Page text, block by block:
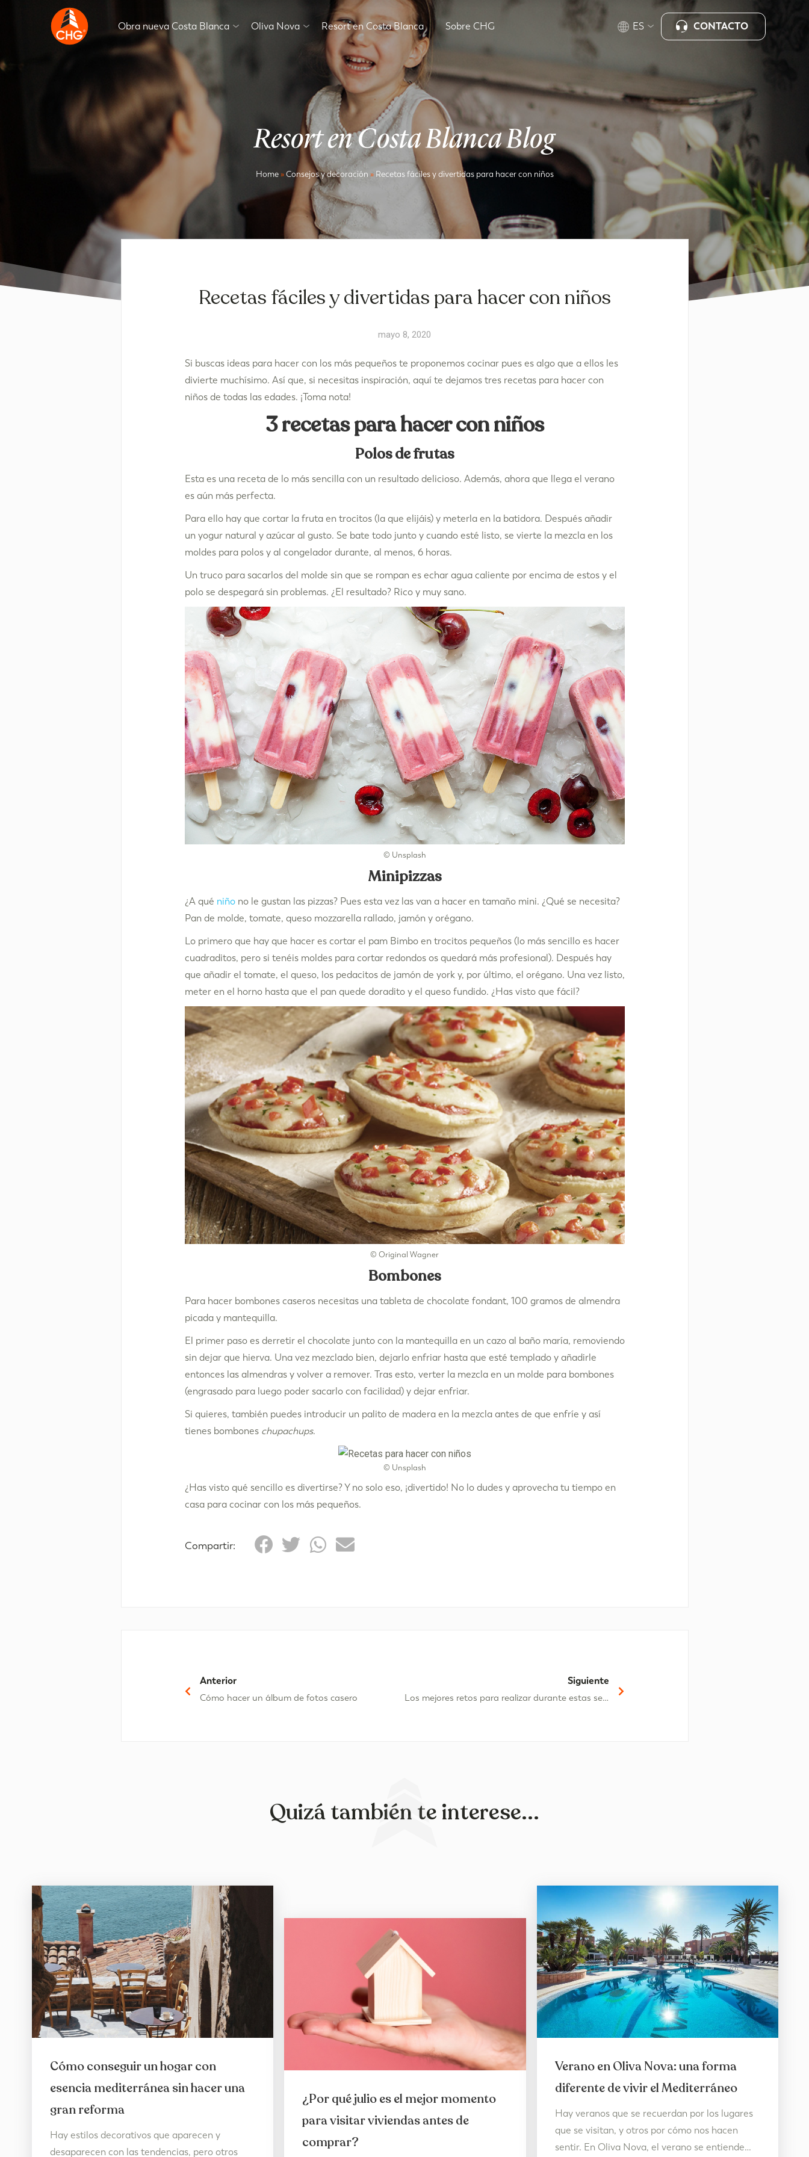
Obra nueva Costa Blanca Oliva Nova Resort en Costa Blanca Sobre CHG ES CONTACTO
Resort en Costa Blanca Blog
Home»Consejos y decoración » Recetas fáciles y divertidas para hacer con niños
Recetas fáciles y divertidas para hacer con niños
mayo 8, 2020
Si buscas ideas para hacer con los más pequeños te proponemos cocinar pues es algo que a ellos les
divierte muchísimo. Así que, si necesitas inspiración, aquí te dejamos tres recetas para hacer con
niños de todas las edades. ¡Toma nota!
3 recetas para hacer con niños
Polos de frutas
Esta es una receta de lo más sencilla con un resultado delicioso. Además, ahora que llega el verano
es aún más perfecta.
Para ello hay que cortar la fruta en trocitos (la que elijáis) y meterla en la batidora. Después añadir
un yogur natural y azúcar al gusto. Se bate todo junto y cuando esté listo, se vierte la mezcla en los
moldes para polos y al congelador durante, al menos, 6 horas.
Un truco para sacarlos del molde sin que se rompan es echar agua caliente por encima de estos y el
polo se despegará sin problemas. ¿El resultado? Rico y muy sano.
© Unsplash
Minipizzas
¿A qué niñono le gustan las pizzas? Pues esta vez las van a hacer en tamaño mini. ¿Qué se necesita?
Pan de molde, tomate, queso mozzarella rallado, jamón y orégano.
Lo primero que hay que hacer es cortar el pam Bimbo en trocitos pequeños (lo más sencillo es hacer
cuadraditos, pero si tenéis moldes para cortar redondos os quedará más profesional). Después hay
que añadir el tomate, el queso, los pedacitos de jamón de york y, por último, el orégano. Una vez listo,
meter en el horno hasta que el pan quede doradito y el queso fundido. ¿Has visto que fácil?
© Original Wagner
Bombones
Para hacer bombones caseros necesitas una tableta de chocolate fondant, 100 gramos de almendra
picada y mantequilla.
El primer paso es derretir el chocolate junto con la mantequilla en un cazo al baño maría, removiendo
sin dejar que hierva. Una vez mezclado bien, dejarlo enfriar hasta que esté templado y añadirle
entonces las almendras y volver a remover. Tras esto, verter la mezcla en un molde para bombones
(engrasado para luego poder sacarlo con facilidad) y dejar enfriar.
Si quieres, también puedes introducir un palito de madera en la mezcla antes de que enfríe y así
tienes bombones chupachups.
© Unsplash
¿Has visto qué sencillo es divertirse? Y no solo eso, ¡divertido! No lo dudes y aprovecha tu tiempo en
casa para cocinar con los más pequeños.
Compartir:
Anterior
Cómo hacer un álbum de fotos casero
Siguiente
Los mejores retos para realizar durante estas semanas
Quizá también te interese...
Cómo conseguir un hogar con
esencia mediterránea sin hacer una
gran reforma
Hay estilos decorativos que aparecen y
desaparecen con las tendencias, pero otros
¿Por qué julio es el mejor momento
para visitar viviendas antes de
comprar?
Verano en Oliva Nova: una forma
diferente de vivir el Mediterráneo
Hay veranos que se recuerdan por los lugares
que se visitan, y otros por cómo nos hacen
sentir. En Oliva Nova, el verano se entiende